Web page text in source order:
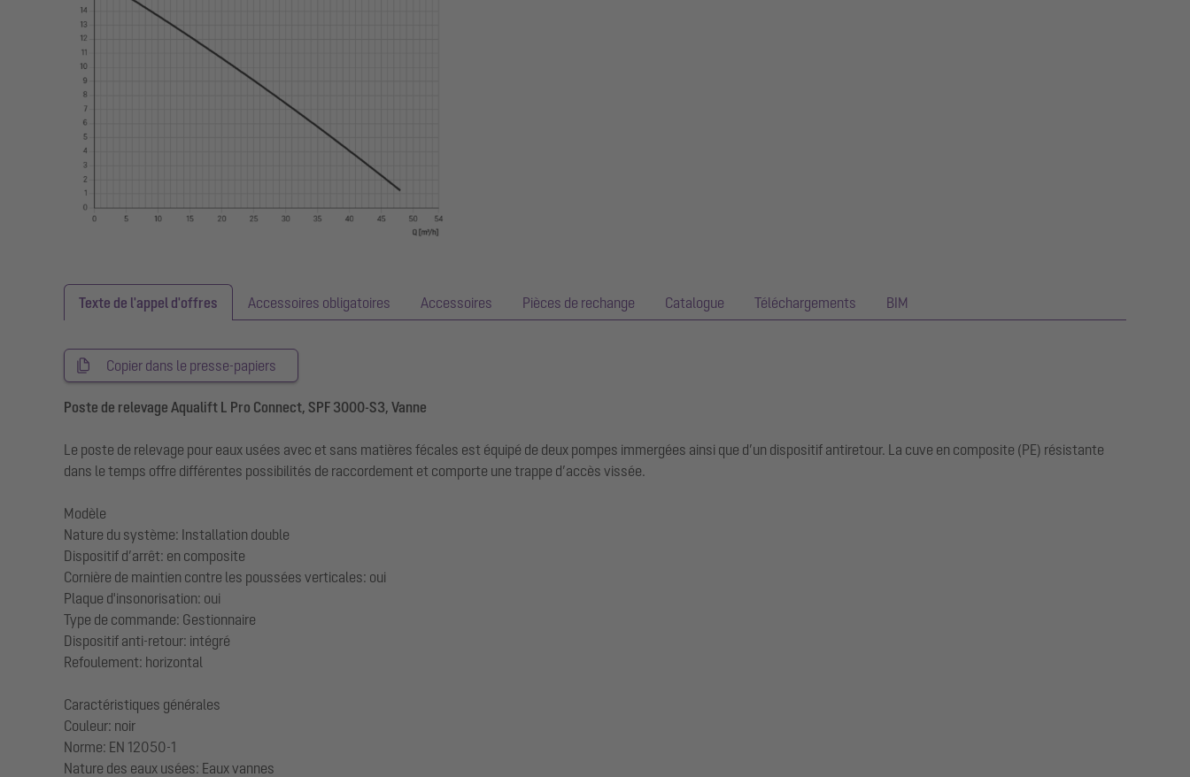
Texte de l'appel d'offres Accessoires obligatoires Accessoires Pièces de rechange Catalogue Téléchargements BIM
Copier dans le presse-papiers
Poste de relevage Aqualift L Pro Connect, SPF 3000-S3, Vanne
Le poste de relevage pour eaux usées avec et sans matières fécales est équipé de deux pompes immergées ainsi que d’un dispositif antiretour. La cuve en composite (PE) résistante
dans le temps offre différentes possibilités de raccordement et comporte une trappe d’accès vissée.
Modèle
Nature du système: Installation double
Dispositif d’arrêt: en composite
Cornière de maintien contre les poussées verticales: oui
Plaque d'insonorisation: oui
Type de commande: Gestionnaire
Dispositif anti-retour: intégré
Refoulement: horizontal
Caractéristiques générales
Couleur: noir
Norme: EN 12050-1
Nature des eaux usées: Eaux vannes